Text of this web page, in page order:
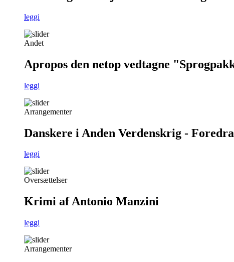
leggi
Andet
Apropos den netop vedtagne
leggi
Arrangementer
Danskere i Anden Verdenskrig -
leggi
Oversættelser
Krimi af Antonio Manzini
leggi
Arrangementer